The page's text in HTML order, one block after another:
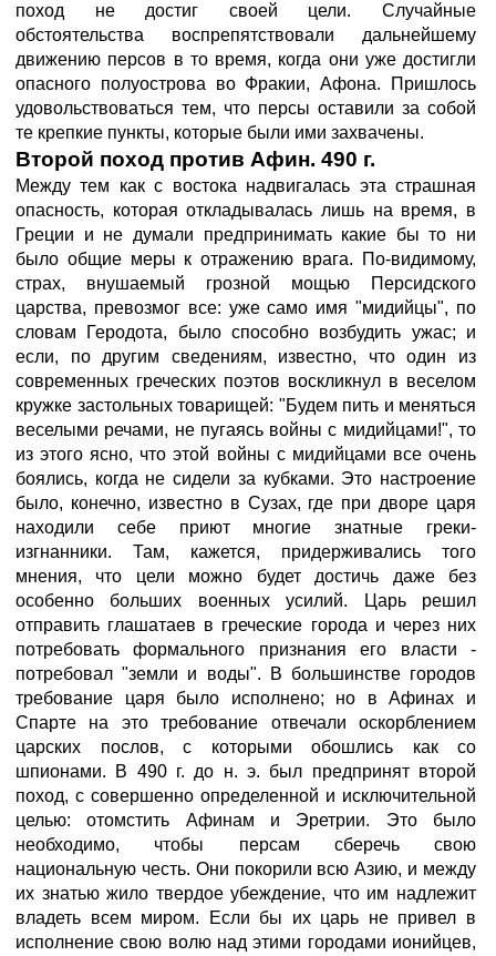
поход не достиг своей цели. Случайные
обстоятельства воспрепятствовали дальнейшему
движению персов в то время, когда они уже достигли
опасного полуострова во Фракии, Афона. Пришлось
удовольствоваться тем, что персы оставили за собой
те крепкие пункты, которые были ими захвачены.
Второй поход против Афин. 490 г.
Между тем как с востока надвигалась эта страшная
опасность, которая откладывалась лишь на время, в
Греции и не думали предпринимать какие бы то ни
было общие меры к отражению врага. По-видимому,
страх, внушаемый грозной мощью Персидского
царства, превозмог все: уже само имя "мидийцы", по
словам Геродота, было способно возбудить ужас; и
если, по другим сведениям, известно, что один из
современных греческих поэтов воскликнул в веселом
кружке застольных товарищей: "Будем пить и меняться
веселыми речами, не пугаясь войны с мидийцами!", то
из этого ясно, что этой войны с мидийцами все очень
боялись, когда не сидели за кубками. Это настроение
было, конечно, известно в Сузах, где при дворе царя
находили себе приют многие знатные греки-
изгнанники. Там, кажется, придерживались того
мнения, что цели можно будет достичь даже без
особенно больших военных усилий. Царь решил
отправить глашатаев в греческие города и через них
потребовать формального признания его власти -
потребовал "земли и воды". В большинстве городов
требование царя было исполнено; но в Афинах и
Спарте на это требование отвечали оскорблением
царских послов, с которыми обошлись как со
шпионами. В 490 г. до н. э. был предпринят второй
поход, с совершенно определенной и исключительной
целью: отомстить Афинам и Эретрии. Это было
необходимо, чтобы персам сберечь свою
национальную честь. Они покорили всю Азию, и между
их знатью жило твердое убеждение, что им надлежит
владеть всем миром. Если бы их царь не привел в
исполнение свою волю над этими городами ионийцев,